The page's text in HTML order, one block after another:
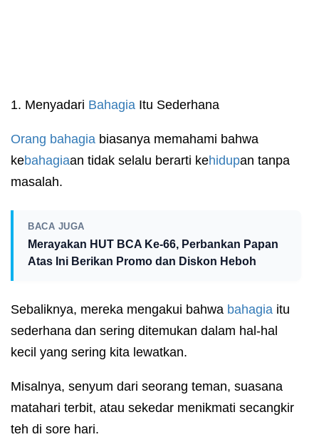
1. Menyadari Bahagia Itu Sederhana
Orang bahagia biasanya memahami bahwa
kebahagiaan tidak selalu berarti kehidupan tanpa
masalah.
BACA JUGA
Merayakan HUT BCA Ke-66, Perbankan Papan
Atas Ini Berikan Promo dan Diskon Heboh
Sebaliknya, mereka mengakui bahwa bahagia itu
sederhana dan sering ditemukan dalam hal-hal
kecil yang sering kita lewatkan.
Misalnya, senyum dari seorang teman, suasana
matahari terbit, atau sekedar menikmati secangkir
teh di sore hari.